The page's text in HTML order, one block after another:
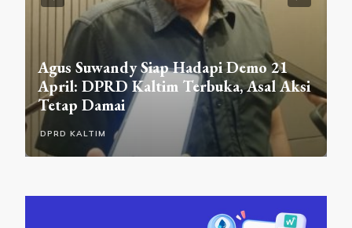
DPRD SAMARINDA
DPRD Samarinda Sosialisasikan
Raperda Sempadan Sungai di Gunung
Lingai, Warga Akui Baru Paham
Aturannya